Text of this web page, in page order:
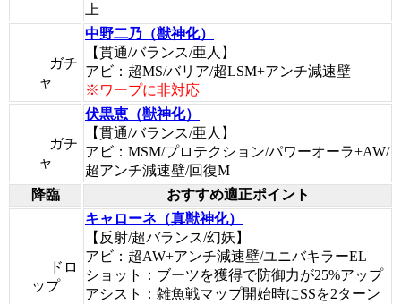
上
ガチ
ャ
中野二乃（獣神化）
【貫通/バランス/亜人】
アビ：超MS/バリア/超LSM+アンチ減速壁
※ワープに非対応
ガチ
ャ
伏黒恵（獣神化）
【貫通/バランス/亜人】
アビ：MSM/プロテクション/パワーオーラ+AW/
超アンチ減速壁/回復M
降臨
おすすめ適正ポイント
ドロ
ップ
キャローネ（真獣神化）
【反射/超バランス/幻妖】
アビ：超AW+アンチ減速壁/ユニバキラーEL
ショット：ブーツを獲得で防御力が25%アップ
アシスト：雑魚戦マップ開始時にSSを2ターン